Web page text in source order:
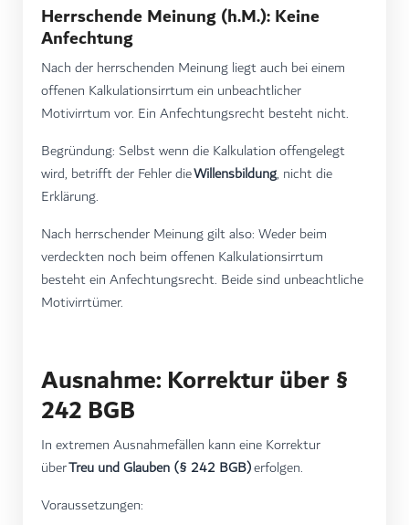
Herrschende Meinung (h.M.): Keine
Anfechtung
Nach der herrschenden Meinung liegt auch bei einem
offenen Kalkulationsirrtum ein unbeachtlicher
Motivirrtum vor. Ein Anfechtungsrecht besteht nicht.
Begründung: Selbst wenn die Kalkulation offengelegt
wird, betrifft der Fehler dieWillensbildung, nicht die
Erklärung.
Nach herrschender Meinung gilt also: Weder beim
verdeckten noch beim offenen Kalkulationsirrtum
besteht ein Anfechtungsrecht. Beide sind unbeachtliche
Motivirrtümer.
Ausnahme: Korrektur über §
242 BGB
In extremen Ausnahmefällen kann eine Korrektur
überTreu und Glauben (§ 242 BGB)erfolgen.
Voraussetzungen: